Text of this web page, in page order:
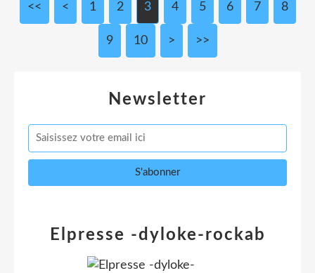
<< < 1 2 3 4 5 6 7 8
9 10 20
> >>
Newsletter
Elpresse -dyloke-rockab